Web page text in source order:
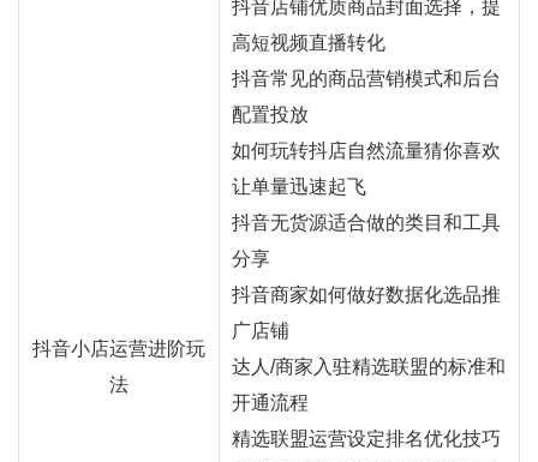
抖音小店运营进阶玩
法
抖音店铺优质商品封面选择，提
高短视频直播转化
抖音常见的商品营销模式和后台
配置投放
如何玩转抖店自然流量猜你喜欢
让单量迅速起飞
抖音无货源适合做的类目和工具
分享
抖音商家如何做好数据化选品推
广店铺
达人/商家入驻精选联盟的标准和
开通流程
精选联盟运营设定排名优化技巧